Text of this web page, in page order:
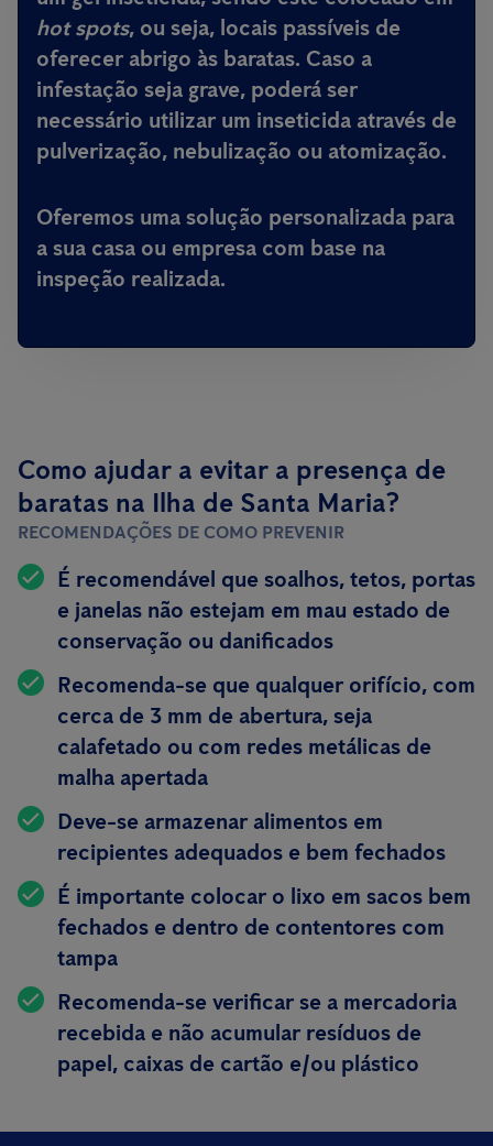
hot spots, ou seja, locais passíveis de
oferecer abrigo às baratas. Caso a
infestação seja grave, poderá ser
necessário utilizar um inseticida através de
pulverização, nebulização ou atomização.
Oferemos uma solução personalizada para
a sua casa ou empresa com base na
inspeção realizada.
Como ajudar a evitar a presença de
baratas na Ilha de Santa Maria?
RECOMENDAÇÕES DE COMO PREVENIR
É recomendável que soalhos, tetos, portas
e janelas não estejam em mau estado de
conservação ou danificados
Recomenda-se que qualquer orifício, com
cerca de 3 mm de abertura, seja
calafetado ou com redes metálicas de
malha apertada
Deve-se armazenar alimentos em
recipientes adequados e bem fechados
É importante colocar o lixo em sacos bem
fechados e dentro de contentores com
tampa
Recomenda-se verificar se a mercadoria
recebida e não acumular resíduos de
papel, caixas de cartão e/ou plástico